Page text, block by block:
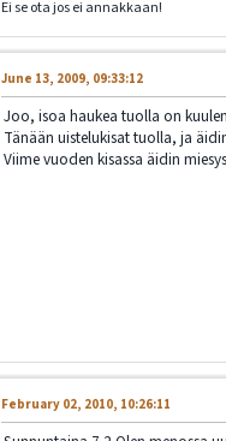
Ei se ota jos ei annakkaan!
June 13, 2009, 09:33:12
Joo, isoa haukea tuolla on
Tänään uistelukisat tuolla, ja
Viime vuoden kisassa äidin
February 02, 2010, 10:26:11